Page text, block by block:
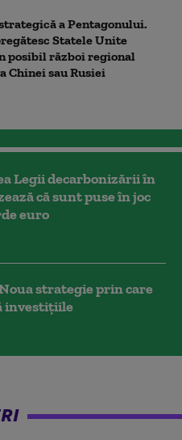
a Pentagonului.
Statele Unite
posibil război regional
Chinei sau Rusiei
Legii decarbonizării în
că sunt puse în joc
euro
strategie prin care
investițiile